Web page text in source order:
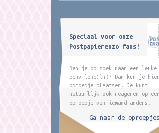
Speciaal voor onze
Postpapierenzo fans!
Ben je op zoek naar een leuke
penvriend(in)? Dan kun je
oproepje plaatsen. Je kunt
natuurlijk ook reageren op een
oproepje van iemand anders.
Ga naar de oproepjes